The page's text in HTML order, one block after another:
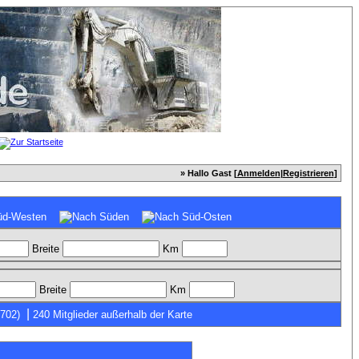
» Hallo Gast [Anmelden|Registrieren]
Breite Km
Breite Km
240 Mitglieder außerhalb der Karte